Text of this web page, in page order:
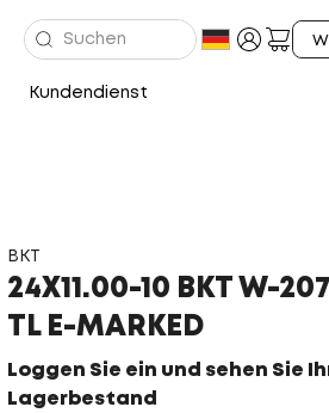
Kundendienst
BKT
24X11.00-10 BKT W-
TL E-MARKED
Loggen Sie ein und sehen Sie
Lagerbestand